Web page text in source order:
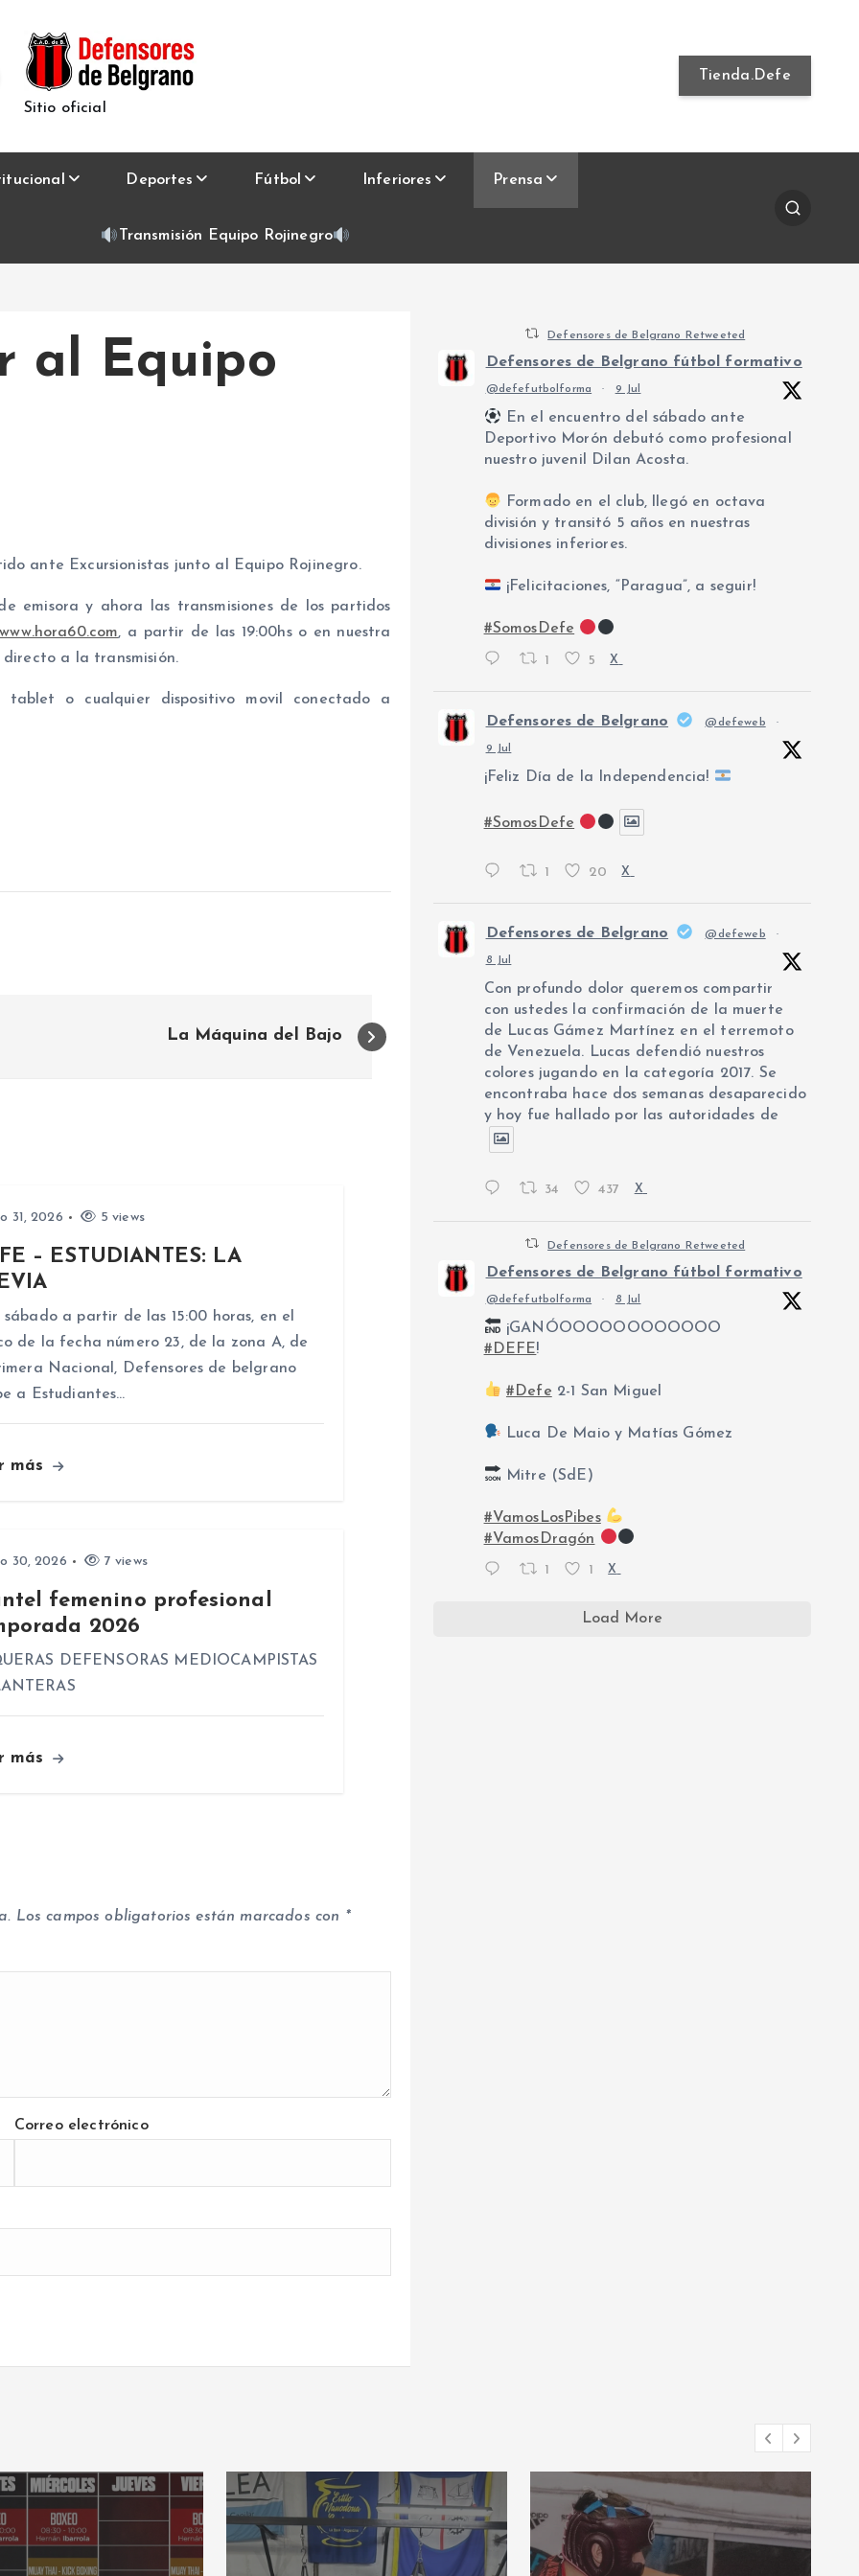
Sitio oficial
Tienda.Defe
Deportes Fútbol Inferiores Prensa
Transmisión Equipo Rojinegro
al Equipo
ante Excursionistas junto al Equipo Rojinegro.
emisora y ahora las transmisiones de los partidos
www.hora60.com, a partir de las 19:00hs o en nuestra
a la transmisión.
tablet o cualquier dispositivo movil conectado a
La Máquina del Bajo
31, 2026 5 views
– ESTUDIANTES: LA
sábado a partir de las 15:00 horas, en el
de la fecha número 23, de la zona A, de
Nacional, Defensores de belgrano
a Estudiantes…
más
30, 2026 7 views
femenino profesional
2026
DEFENSORAS MEDIOCAMPISTAS
más
Los campos obligatorios están marcados con *
Correo electrónico
Defensores de Belgrano Retweeted
Defensores de Belgrano fútbol formativo
@defefutbolforma · 9 Jul
En el encuentro del sábado ante
Deportivo Morón debutó como profesional
nuestro juvenil Dilan Acosta.
Formado en el club, llegó en octava
división y transitó 5 años en nuestras
divisiones inferiores.
¡Felicitaciones, “Paragua”, a seguir!
#SomosDefe
1 5 X
Defensores de Belgrano @defeweb ·
9 Jul
¡Feliz Día de la Independencia!
#SomosDefe
1 20 X
Defensores de Belgrano @defeweb ·
8 Jul
Con profundo dolor queremos compartir
con ustedes la confirmación de la muerte
de Lucas Gámez Martínez en el terremoto
de Venezuela. Lucas defendió nuestros
colores jugando en la categoría 2017. Se
encontraba hace dos semanas desaparecido
y hoy fue hallado por las autoridades de
34 437 X
Defensores de Belgrano Retweeted
Defensores de Belgrano fútbol formativo
@defefutbolforma · 8 Jul
¡GANÓOOOOOOOOOOOO
#DEFE!
#Defe 2-1 San Miguel
Luca De Maio y Matías Gómez
Mitre (SdE)
#VamosLosPibes
#VamosDragón
1 1 X
Load More